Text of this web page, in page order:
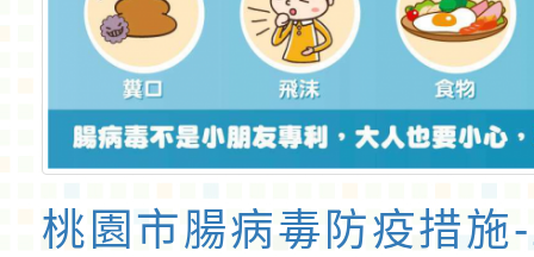
桃園市腸病毒防疫措施